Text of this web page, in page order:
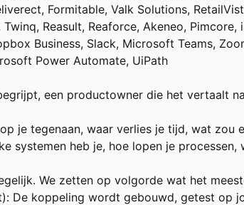
Formitable, Valk Solutions,
Reasult, Reaforce, Akeneo, Pimcore,
Business, Slack, Microsoft Teams,
Power Automate, UiPath
een productowner die het vertaalt
je tegenaan, waar verlies je tijd, wat
systemen heb je, hoe lopen je
We zetten op volgorde wat het
De koppeling wordt gebouwd, getest op